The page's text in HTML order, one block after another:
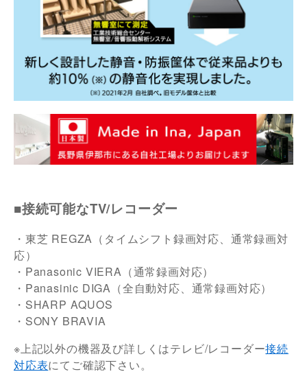
■接続可能なTV/レコーダー
・東芝 REGZA（タイムシフト録画対応、通常録画対
応）
・Panasonic VIERA（通常録画対応）
・Panasinic DIGA（全自動対応、通常録画対応）
・SHARP AQUOS
・SONY BRAVIA
※上記以外の機器及び詳しくはテレビ/レコーダー接続
対応表にてご確認下さい。